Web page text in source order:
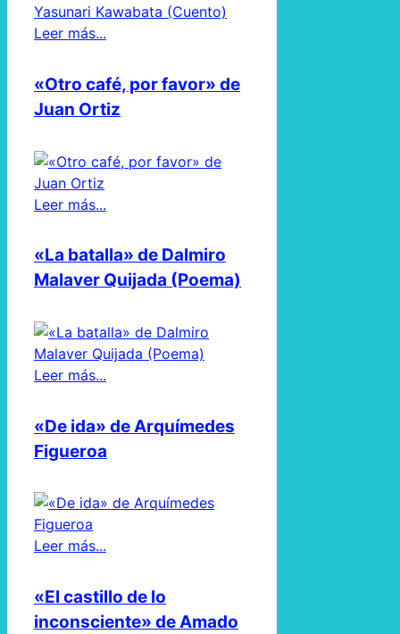
Leer más...
«Otro café, por favor» de
Juan Ortiz
Leer más...
«La batalla» de Dalmiro
Malaver Quijada (Poema)
Leer más...
«De ida» de Arquímedes
Figueroa
Leer más...
«El castillo de lo
inconsciente» de Amado